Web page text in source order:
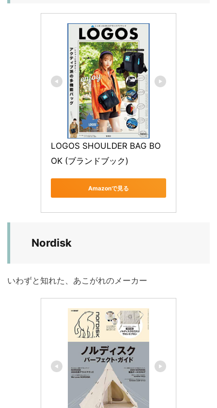
LOGOS SHOULDER BAG BO
OK (ブランドブック)
Amazonで見る
Nordisk
いわずと知れた、あこがれのメーカー